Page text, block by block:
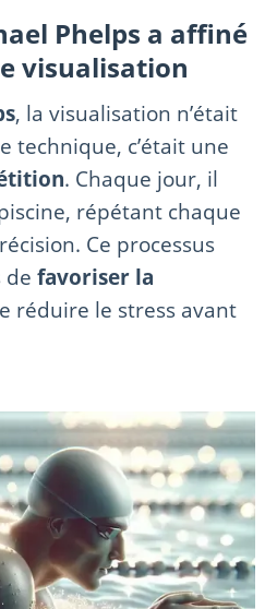
Phelps a affiné
visualisation
, la visualisation n’était
technique, c’était une
. Chaque jour, il
répétant chaque
Ce processus
de favoriser la
réduire le stress avant